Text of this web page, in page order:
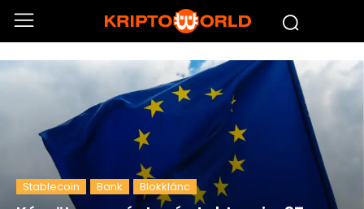
Stablecoin Bank Blokklánc